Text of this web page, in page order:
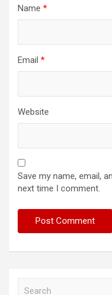
Name *
Email *
Website
Save my name, email,
next time I comment.